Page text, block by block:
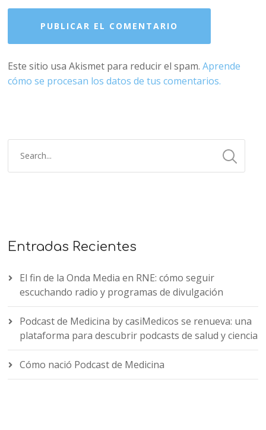
Este sitio usa Akismet para reducir el spam.Aprende
cómo se procesan los datos de tus comentarios.
Entradas Recientes
El fin de la Onda Media en RNE: cómo seguir
escuchando radio y programas de divulgación
Podcast de Medicina by casiMedicos se renueva: una
plataforma para descubrir podcasts de salud y ciencia
Cómo nació Podcast de Medicina